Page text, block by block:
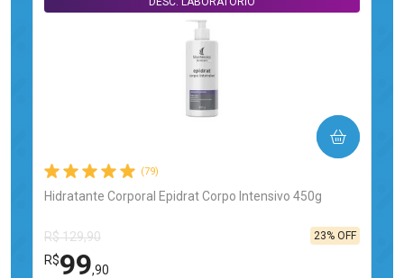
(79)
Hidratante Corporal Epidrat Corpo Intensivo 450g
R$ 129,90
R$99,90
23% OFF
COMPRAR